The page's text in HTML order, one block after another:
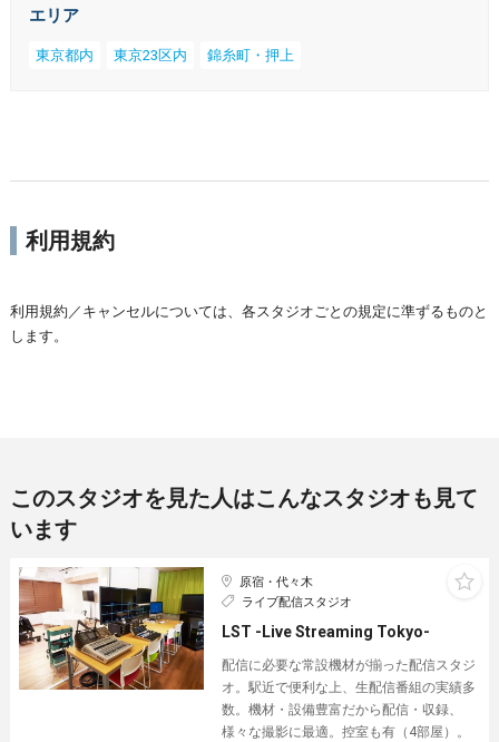
エリア
東京都内 東京23区内 錦糸町・押上
利用規約
利用規約／キャンセルについては、各スタジオごとの規定に準ずるものと
します。
このスタジオを見た人はこんなスタジオも見て
います
原宿・代々木
ライブ配信スタジオ
LST -Live Streaming Tokyo-
配信に必要な常設機材が揃った配信スタジ
オ。駅近で便利な上、生配信番組の実績多
数。機材・設備豊富だから配信・収録、
様々な撮影に最適。控室も有（4部屋）。